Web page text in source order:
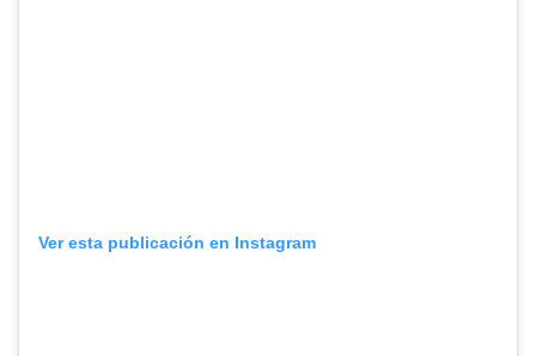
Ver esta publicación en Instagram